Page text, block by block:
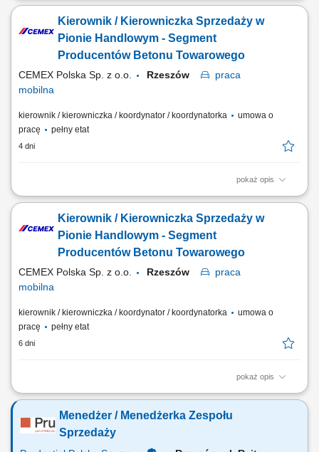
sprzedażowych; Inspirowanie zespołu poprzez kreowanie relacji
opartych na wspólnych wartościach;
Kierownik / Kierowniczka Sprzedaży w
Pionie Handlowym - Segment
Producentów Betonu Towarowego
CEMEX Polska Sp. z o.o. Rzeszów
praca
mobilna
kierownik / kierowniczka / koordynator / koordynatorka
umowa o
pracę
pełny etat
4 dni
pokaż opis
Opis stanowiska Rozwijanie sprzedaży produktów dla klientów
kontrahentów oraz budowanie długoterminowych relacji handlowych.
Prowadzenie spotkań, przygotowywanie ofert i negocjowanie warunków
współpracy. Monitorowanie rynku oraz...
Kierownik / Kierowniczka Sprzedaży w
Pionie Handlowym - Segment
Producentów Betonu Towarowego
CEMEX Polska Sp. z o.o. Rzeszów
praca
mobilna
kierownik / kierowniczka / koordynator / koordynatorka
umowa o
pracę
pełny etat
6 dni
pokaż opis
Cel stanowiska Kierownik Sprzedaży cementu w segmencie
celów biznesowych poprzez pozyskiwanie nowych Klientów, rozwijanie
relacji z obecnymi Partnerami oraz skuteczne zarządzanie procesem
Menedżer / Menedżerka Zespołu
Sprzedaży